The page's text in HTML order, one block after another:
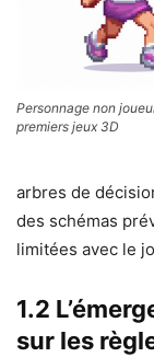
Personnage non
premiers jeux 3D
arbres de
des schémas
limitées avec le
1.2
sur les